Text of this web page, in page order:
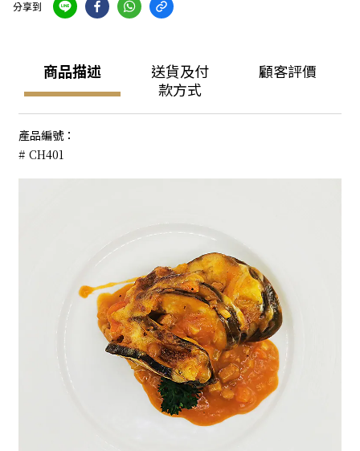
分享到
商品描述
送貨及付
款方式
顧客評價
產品編號：
# CH401